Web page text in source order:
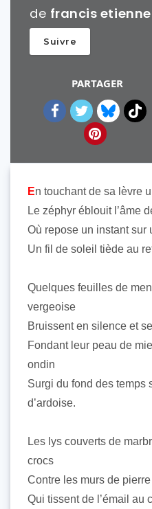
de francis
Suivre
PARTAGER
En touchant de sa lèvre
Le zéphyr éblouit l’âme
Où repose un instant sur
Un fil de soleil tiède au
Quelques feuilles de
vergeoise
Bruissent en silence et
Fondant leur peau de
ondin
Surgi du fond des temps
d’ardoise.
Les lys couverts de
crocs
Contre les murs de
Qui tissent de l’émail au